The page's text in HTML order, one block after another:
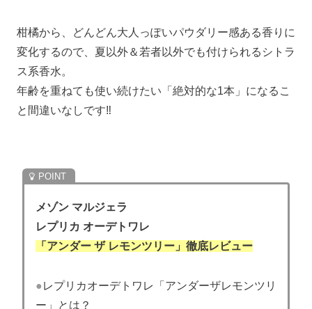
柑橘から、どんどん大人っぽいパウダリー感ある香りに
変化するので、夏以外＆若者以外でも付けられるシトラ
ス系香水。
年齢を重ねても使い続けたい「絶対的な1本」になるこ
と間違いなしです‼
メゾン マルジェラ
レプリカ オーデトワレ
「アンダー ザ レモンツリー」徹底レビュー
●レプリカオーデトワレ「アンダーザレモンツリ
ー」とは？